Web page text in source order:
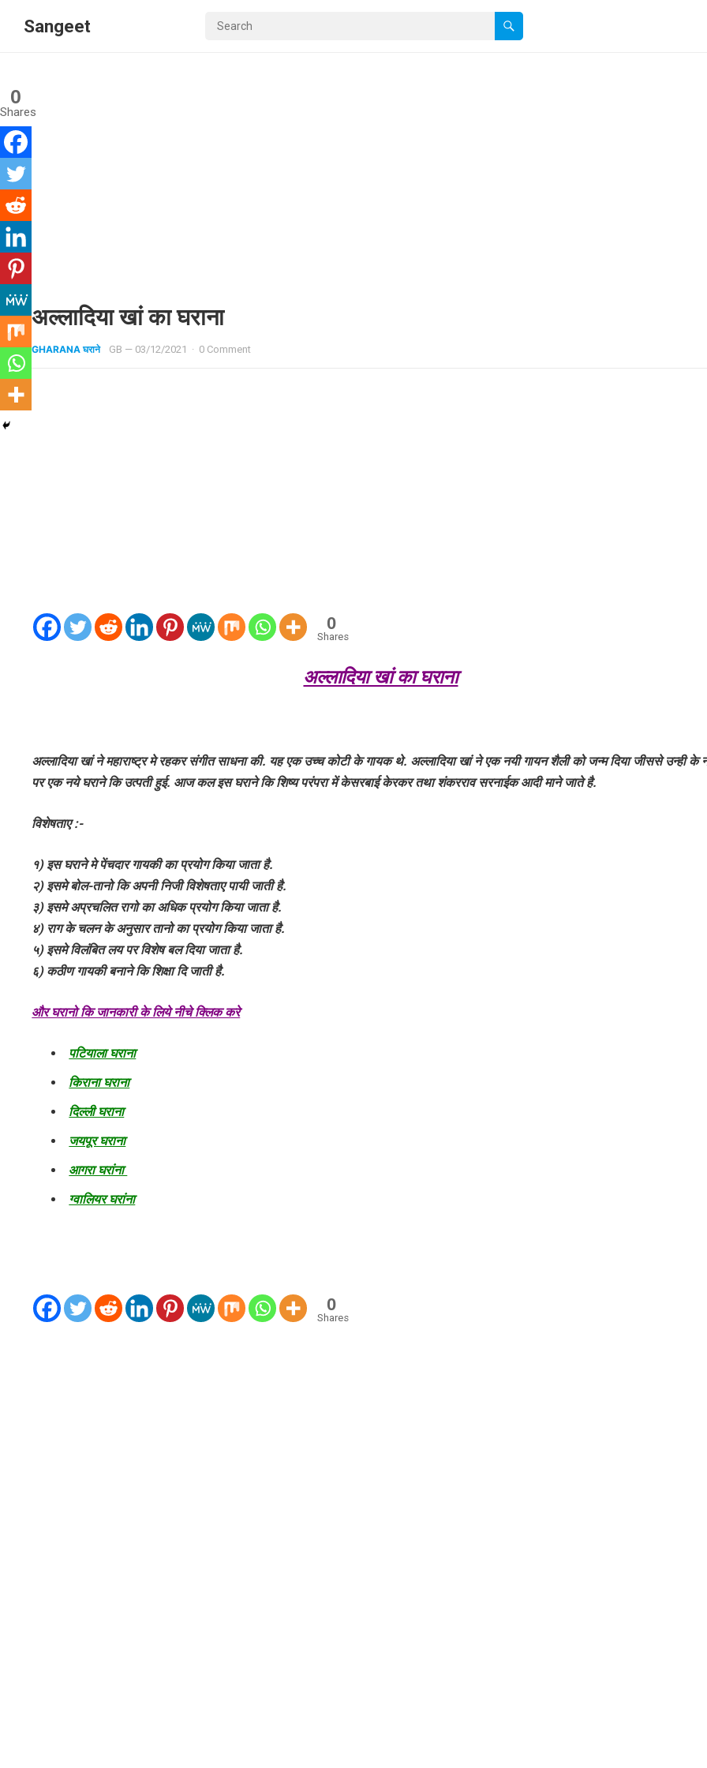
Sangeet
अल्लादिया खां का घराना
GHARANA घराने GB — 03/12/2021 · 0 Comment
0
Shares
अल्लादिया खां का घराना
अल्लादिया खां ने महाराष्ट्र मे रहकर संगीत साधना की. यह एक उच्च कोटी के गायक थे. अल्लादिया खां ने एक नयी गायन शैली को जन्म दिया जीससे उन्ही के
पर एक नये घराने कि उत्पती हुई. आज कल इस घराने कि शिष्य परंपरा में केसरबाई केरकर तथा शंकरराव सरनाईक आदी माने जाते है.
विशेषताए :-
१) इस घराने मे पेंचदार गायकी का प्रयोग किया जाता है.
२) इसमे बोल-तानो कि अपनी निजी विशेषताए पायी जाती है.
३) इसमे अप्रचलित रागो का अधिक प्रयोग किया जाता है.
४) राग के चलन के अनुसार तानो का प्रयोग किया जाता है.
५) इसमे विलंबित लय पर विशेष बल दिया जाता है.
६) कठीण गायकी बनाने कि शिक्षा दि जाती है.
और घरानो कि जानकारी के लिये नीचे क्लिक करे
पटियाला घराना
किराना घराना
दिल्ली घराना
जयपूर घराना
आगरा घरांना
ग्वालियर घरांना
0
Shares
0
Shares